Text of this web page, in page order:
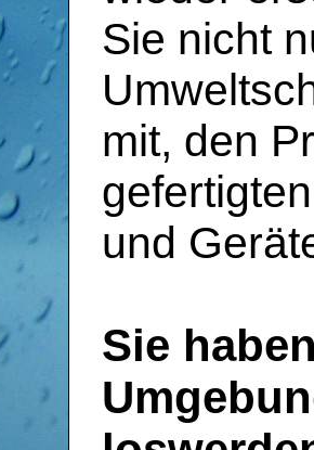
Sie nicht
mit, den
und
Sie